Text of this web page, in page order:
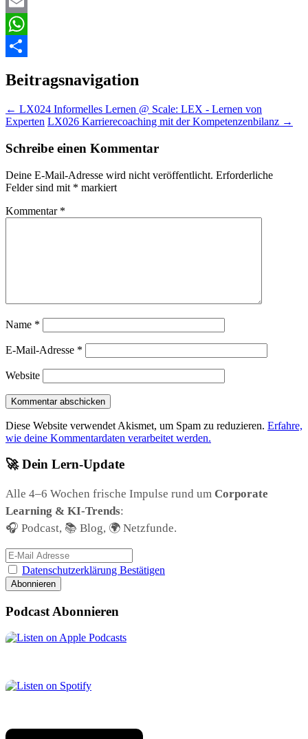
Email
WhatsApp
Beitragsnavigation
← LX024 Informelles Lernen @ Scale: LEX - Lernen von
Experten LX026 Karrierecoaching mit der Kompetenzenbilanz →
Schreibe einen Kommentar
Deine E-Mail-Adresse wird nicht veröffentlicht. Erforderliche
Felder sind mit * markiert
Kommentar *
Name *
E-Mail-Adresse *
Website
Diese Website verwendet Akismet, um Spam zu reduzieren. Erfahre,
wie deine Kommentardaten verarbeitet werden.
🚀 Dein Lern-Update
Alle 4–6 Wochen frische Impulse rund um Corporate
Learning & KI-Trends:
🎧 Podcast, 📚 Blog, 🌍 Netzfunde.
Datenschutzerklärung Bestätigen
Podcast Abonnieren